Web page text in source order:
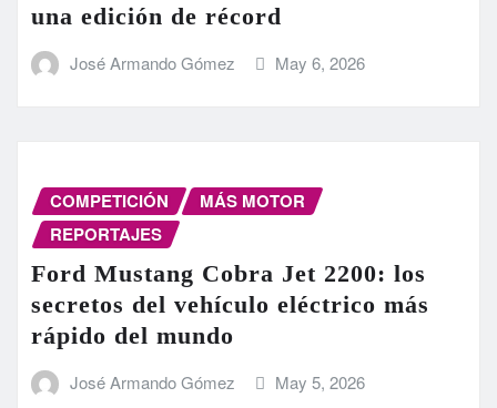
una edición de récord
José Armando Gómez May 6, 2026
COMPETICIÓN
MÁS MOTOR
REPORTAJES
Ford Mustang Cobra Jet 2200: los
secretos del vehículo eléctrico más
rápido del mundo
José Armando Gómez May 5, 2026